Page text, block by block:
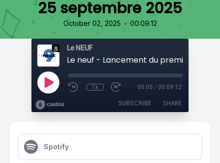
25 septembre 2025
October 02, 2025 • 00:09:12
Le NEUF
1x 00:00 / 00:09:12
SUBSCRIBE SHARE
Spotify